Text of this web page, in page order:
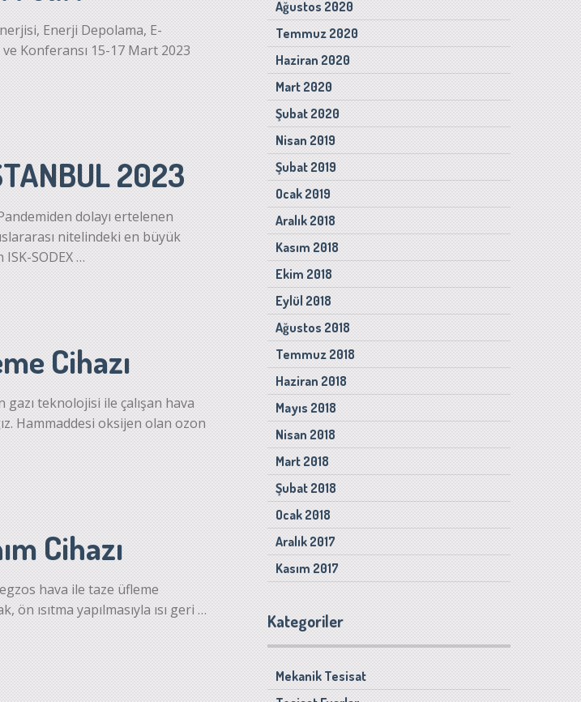
Enerji Depolama, E-
Konferansı 15-17 Mart 2023
2023
dolayı ertelenen
nitelindeki en büyük
SODEX …
Cihazı
gazı teknolojisi ile çalışan hava
Hammaddesi oksijen olan ozon
Cihazı
hava ile taze üfleme
ön ısıtma yapılmasıyla ısı geri …
Ağustos 2020
Temmuz 2020
Haziran 2020
Mart 2020
Şubat 2020
Nisan 2019
Şubat 2019
Ocak 2019
Aralık 2018
Kasım 2018
Ekim 2018
Eylül 2018
Ağustos 2018
Temmuz 2018
Haziran 2018
Mayıs 2018
Nisan 2018
Mart 2018
Şubat 2018
Ocak 2018
Aralık 2017
Kasım 2017
Kategoriler
Mekanik Tesisat